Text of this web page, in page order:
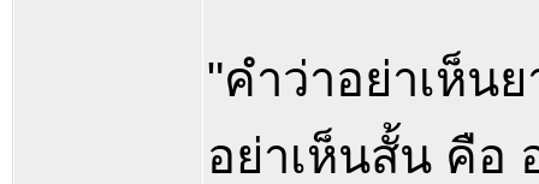
"คำว่าอย่าเห็น
อย่าเห็นสั้น คือ